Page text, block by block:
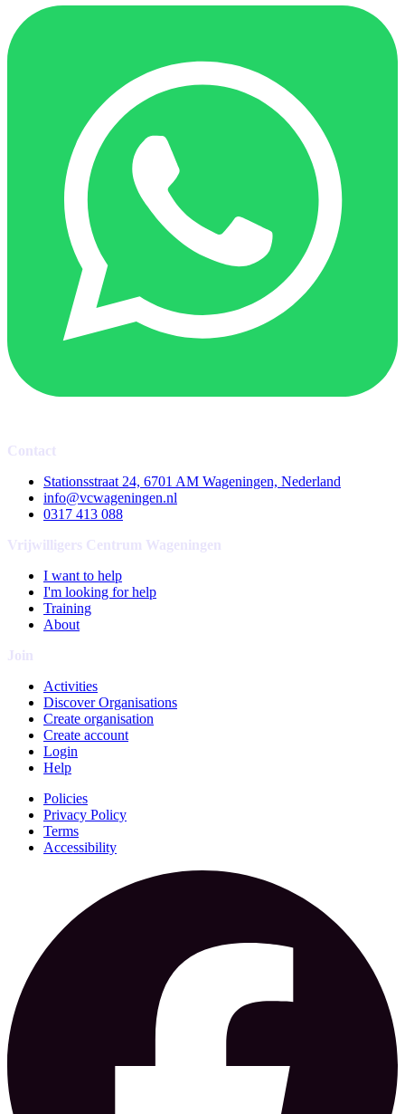
Contact
Stationsstraat 24, 6701 AM Wageningen, Nederland
info@vcwageningen.nl
0317 413 088
Vrijwilligers Centrum Wageningen
I want to help
I'm looking for help
Training
About
Join
Activities
Discover Organisations
Create organisation
Create account
Login
Help
Policies
Privacy Policy
Terms
Accessibility